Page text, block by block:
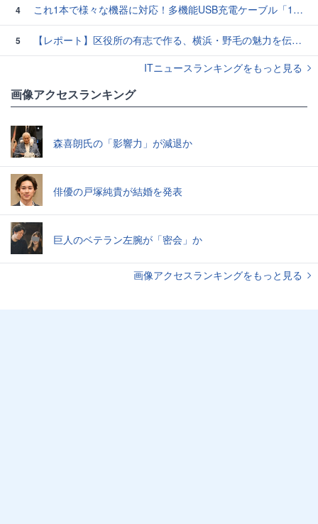
4 これ1本で様々な機器に対応！多機能USB充電ケーブル「10in1オクトパスケーブル」【カリスマ店長の一押し】
5
【レポート】区役所の有志で作る、横浜・野毛の魅力を伝えるCM
ITニュースランキングをもっと見る
画像アクセスランキング
森喜朗氏の「影響力」が減退か
俳優の戸塚純貴が結婚を発表
巨人のベテラン左腕が「密会」か
画像アクセスランキングをもっと見る